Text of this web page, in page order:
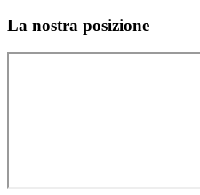
La nostra posizione